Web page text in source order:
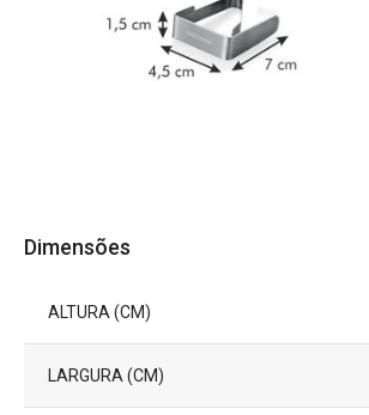
Dimensões
ALTURA (CM)
LARGURA (CM)